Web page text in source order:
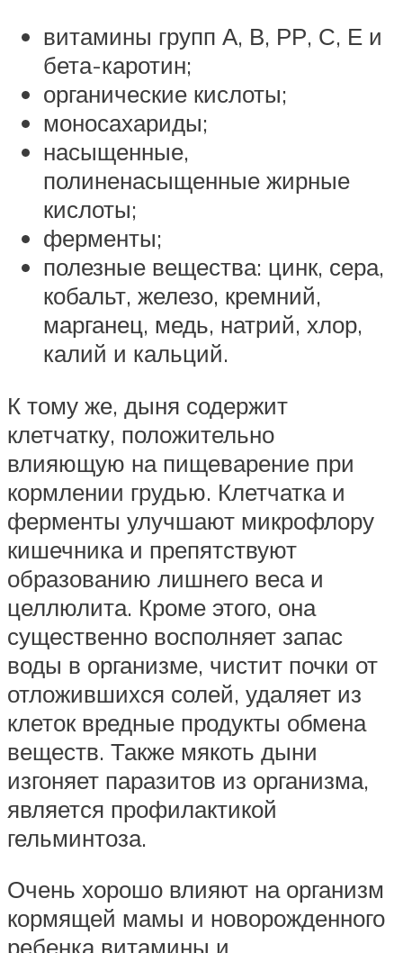
витамины групп А, В, РР, С, Е и
бета-каротин;
органические кислоты;
моносахариды;
насыщенные,
полиненасыщенные жирные
кислоты;
ферменты;
полезные вещества: цинк, сера,
кобальт, железо, кремний,
марганец, медь, натрий, хлор,
калий и кальций.
К тому же, дыня содержит
клетчатку, положительно
влияющую на пищеварение при
кормлении грудью. Клетчатка и
ферменты улучшают микрофлору
кишечника и препятствуют
образованию лишнего веса и
целлюлита. Кроме этого, она
существенно восполняет запас
воды в организме, чистит почки от
отложившихся солей, удаляет из
клеток вредные продукты обмена
веществ. Также мякоть дыни
изгоняет паразитов из организма,
является профилактикой
гельминтоза.
Очень хорошо влияют на организм
кормящей мамы и новорожденного
ребенка витамины и